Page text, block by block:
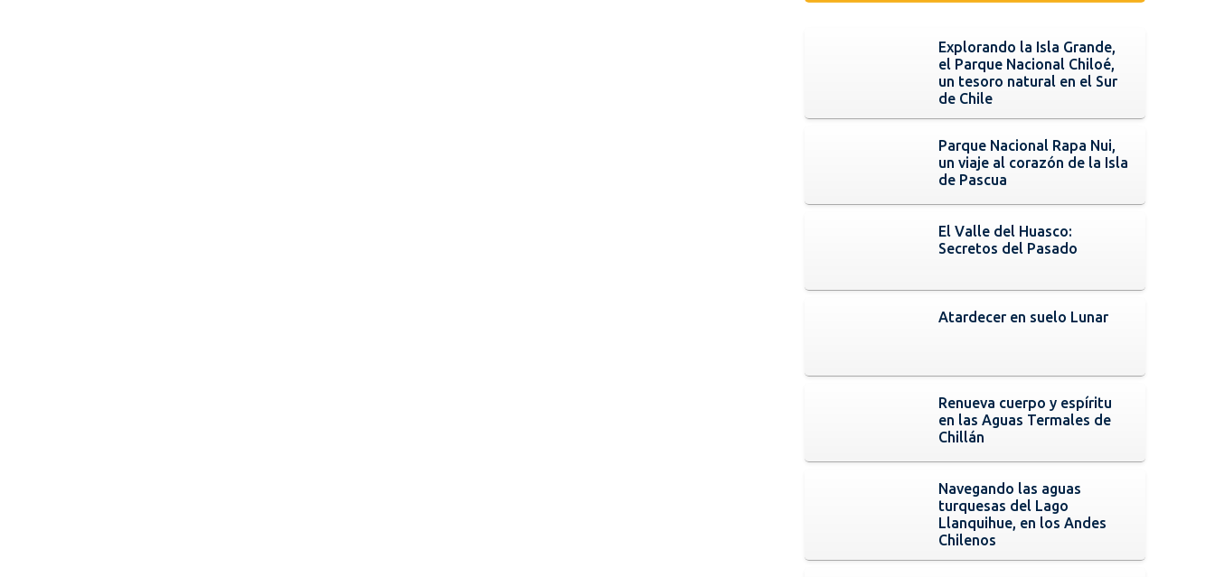
Explorando la Isla Grande,
el Parque Nacional Chiloé,
un tesoro natural en el Sur
de Chile
Parque Nacional Rapa Nui,
un viaje al corazón de la Isla
de Pascua
El Valle del Huasco:
Secretos del Pasado
Atardecer en suelo Lunar
Renueva cuerpo y espíritu
en las Aguas Termales de
Chillán
Navegando las aguas
turquesas del Lago
Llanquihue, en los Andes
Chilenos